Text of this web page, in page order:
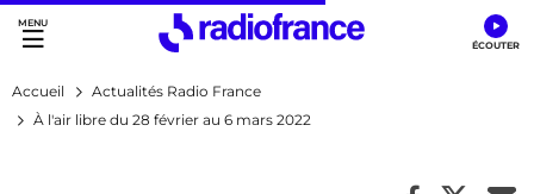
Accès direct :
Menu principal
Contenu
Accueil
Actualités Radio France
À l'air libre du 28 février au 6 mars 2022